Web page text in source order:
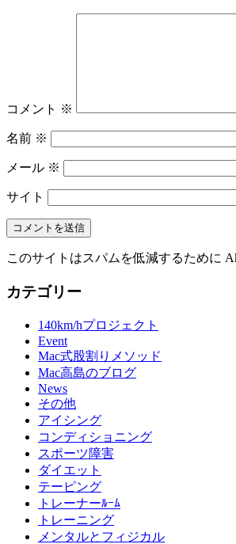
コメント ※
名前 ※
メール ※
サイト
このサイトはスパムを低減するために
カテゴリー
140km/hプロジェクト
Event
Mac式股割りメソッド
Mac高島のブログ
News
その他
アイシング
コンディショニング
スポーツ障害
ダイエット
テーピング
トレーナーﾙｰﾑ
トレーニング
メンタルとフィジカル